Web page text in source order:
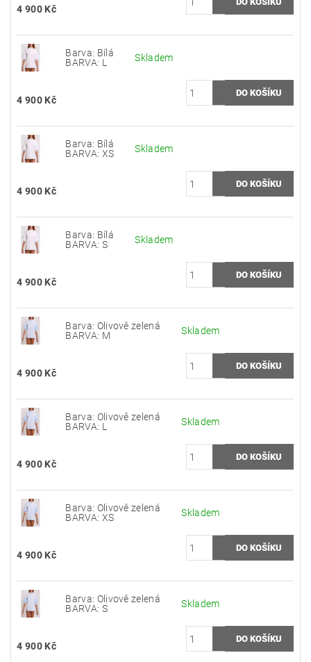
4 900 Kč
Barva: Bílá
BARVA: L
Skladem
4 900 Kč
Barva: Bílá
BARVA: XS
Skladem
4 900 Kč
Barva: Bílá
BARVA: S
Skladem
4 900 Kč
Barva: Olivově zelená
BARVA: M
Skladem
4 900 Kč
Barva: Olivově zelená
BARVA: L
Skladem
4 900 Kč
Barva: Olivově zelená
BARVA: XS
Skladem
4 900 Kč
Barva: Olivově zelená
BARVA: S
Skladem
4 900 Kč